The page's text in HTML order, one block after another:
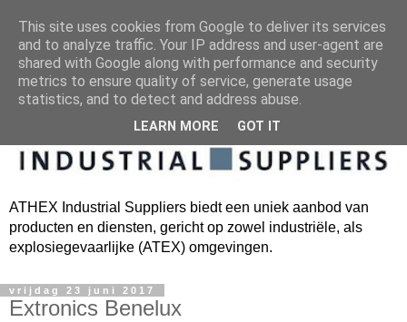
ATHEX Industrial Suppliers biedt een uniek aanbod van
producten en diensten, gericht op zowel industriële, als
explosiegevaarlijke (ATEX) omgevingen.
vrijdag 23 juni 2017
Extronics Benelux
This site uses cookies from Google to deliver its services
and to analyze traffic. Your IP address and user-agent are
shared with Google along with performance and security
metrics to ensure quality of service, generate usage
statistics, and to detect and address abuse.
LEARN MORE GOT IT